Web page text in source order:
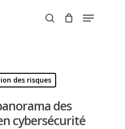
search
Menu
des risques
des
cybersécurité